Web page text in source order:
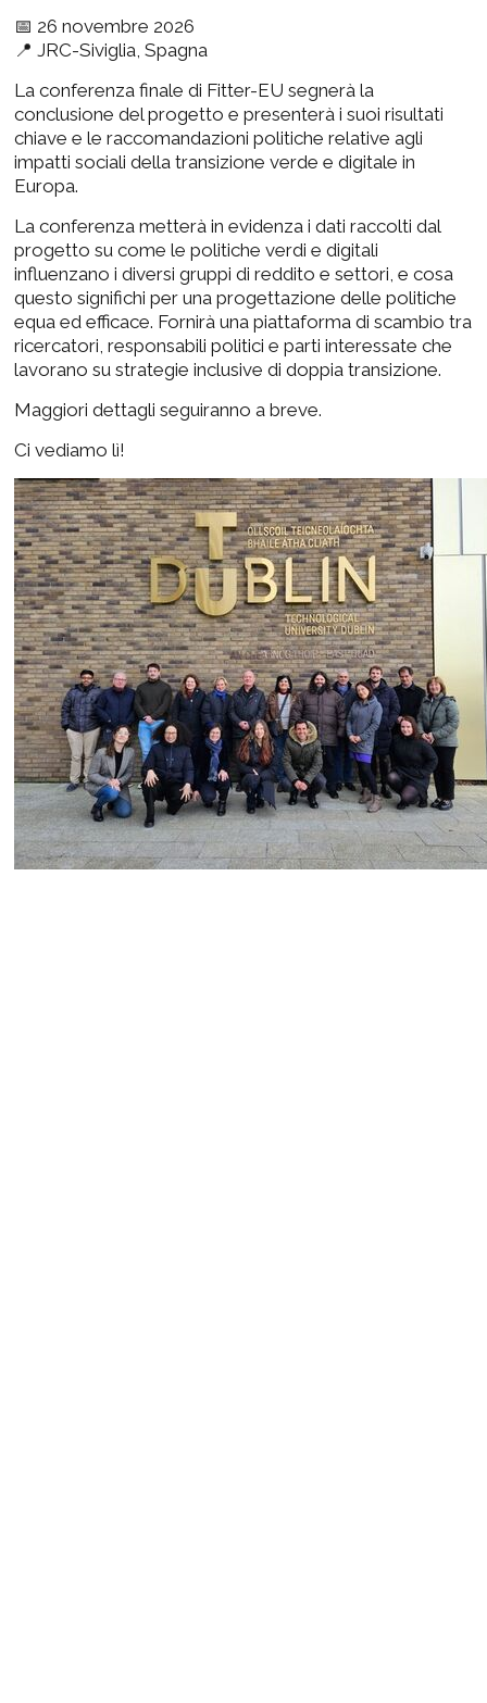
📅 26 novembre 2026
📍 JRC-Siviglia, Spagna
La conferenza finale di Fitter-EU segnerà la
conclusione del progetto e presenterà i suoi risultati
chiave e le raccomandazioni politiche relative agli
impatti sociali della transizione verde e digitale in
Europa.
La conferenza metterà in evidenza i dati raccolti dal
progetto su come le politiche verdi e digitali
influenzano i diversi gruppi di reddito e settori, e cosa
questo significhi per una progettazione delle politiche
equa ed efficace. Fornirà una piattaforma di scambio tra
ricercatori, responsabili politici e parti interessate che
lavorano su strategie inclusive di doppia transizione.
Maggiori dettagli seguiranno a breve.
Ci vediamo lì!